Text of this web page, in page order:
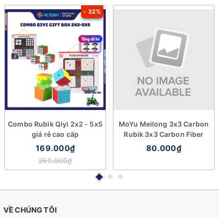
- 32%
Combo Rubik Qiyi 2x2 - 5x5
giá rẻ cao cấp
169.000₫
250.000₫
MoYu Meilong 3x3 Carbon
Rubik 3x3 Carbon Fiber
80.000₫
VỀ CHÚNG TÔI